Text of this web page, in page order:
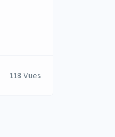
118 Vues